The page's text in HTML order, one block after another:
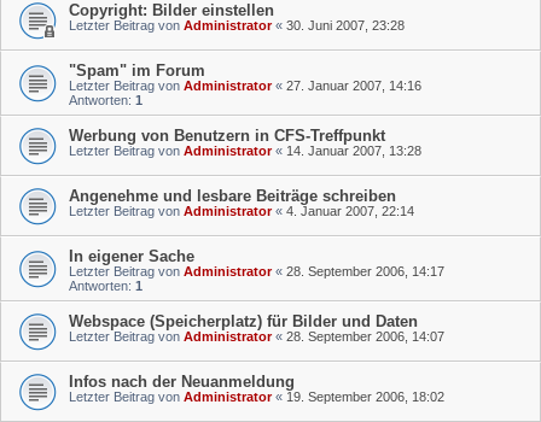
Copyright: Bilder einstellen
Letzter Beitrag von Administrator« 30. Juni 2007, 23:28
"Spam" im Forum
Letzter Beitrag von Administrator« 27. Januar 2007, 14:16
Antworten: 1
Werbung von Benutzern in CFS-Treffpunkt
Letzter Beitrag von Administrator« 14. Januar 2007, 13:28
Angenehme und lesbare Beiträge schreiben
Letzter Beitrag von Administrator« 4. Januar 2007, 22:14
In eigener Sache
Letzter Beitrag von Administrator« 28. September 2006, 14:17
Antworten: 1
Webspace (Speicherplatz) für Bilder und Daten
Letzter Beitrag von Administrator« 28. September 2006, 14:07
Infos nach der Neuanmeldung
Letzter Beitrag von Administrator« 19. September 2006, 18:02